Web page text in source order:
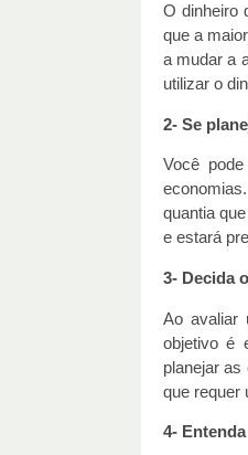
O dinheiro
que a
a mudar a
utilizar o
2- Se
Você
quantia
e estará
3- Decida
Ao avaliar
objetivo é
planejar
que requer
4-